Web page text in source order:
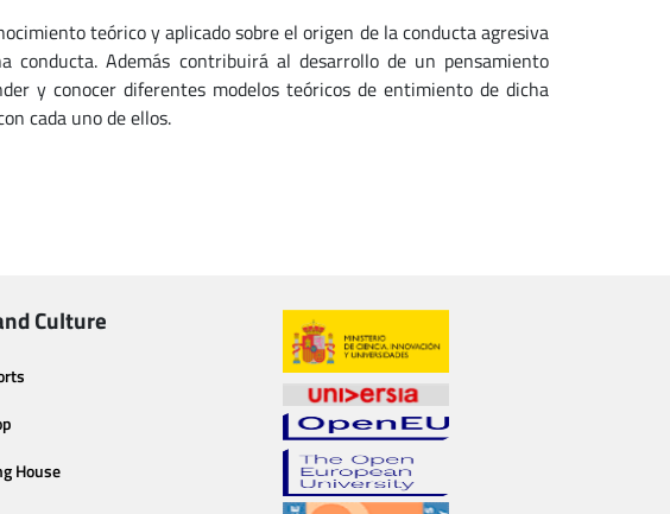
teórico y aplicado sobre el origen de la conducta agresiva
Además contribuirá al desarrollo de un pensamiento
y conocer diferentes modelos teóricos de entimiento de dicha
cada uno de ellos.
Culture
House